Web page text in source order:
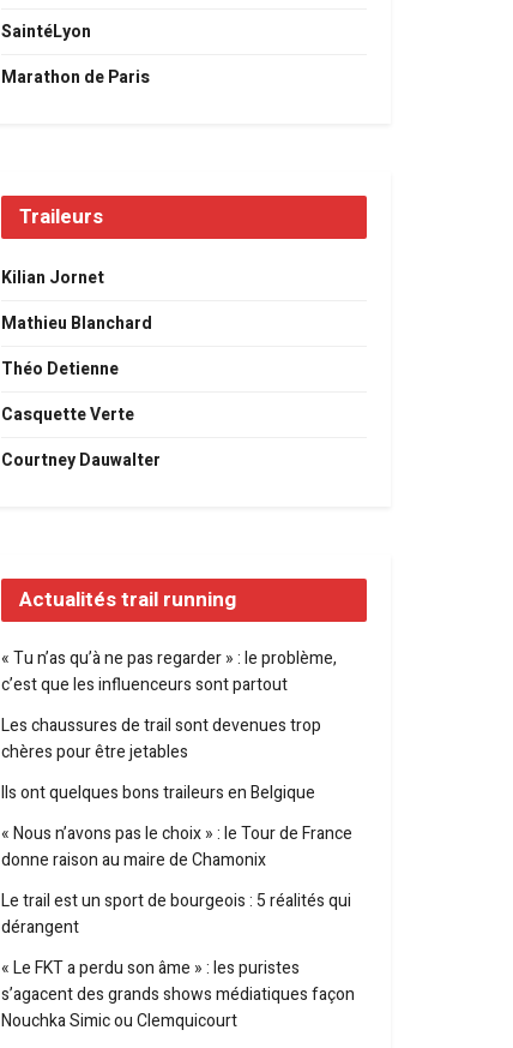
SaintéLyon
Marathon de Paris
Traileurs
Kilian Jornet
Mathieu Blanchard
Théo Detienne
Casquette Verte
Courtney Dauwalter
Actualités trail running
« Tu n’as qu’à ne pas regarder » : le problème,
c’est que les influenceurs sont partout
Les chaussures de trail sont devenues trop
chères pour être jetables
Ils ont quelques bons traileurs en Belgique
« Nous n’avons pas le choix » : le Tour de France
donne raison au maire de Chamonix
Le trail est un sport de bourgeois : 5 réalités qui
dérangent
« Le FKT a perdu son âme » : les puristes
s’agacent des grands shows médiatiques façon
Nouchka Simic ou Clemquicourt